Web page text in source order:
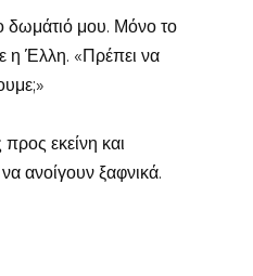
δωμάτιό μου. Μόνο το
η Έλλη. «Πρέπει να
εκείνη και
ανοίγουν ξαφνικά.